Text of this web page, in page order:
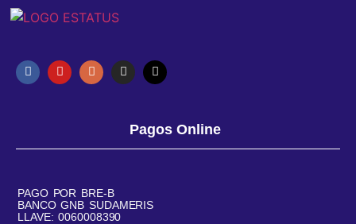
Pagos Online
PAGO POR BRE-B
BANCO GNB SUDAMERIS
LLAVE: 0060008390